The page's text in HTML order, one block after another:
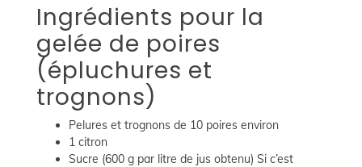
Ingrédients pour la
gelée de poires
(épluchures et
trognons)
Pelures et trognons de 10 poires environ
1 citron
Sucre (600 g par litre de jus obtenu) Si c’est